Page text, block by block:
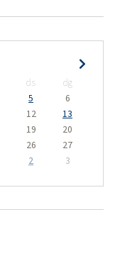
ds
dg
5
6
12
13
19
20
26
27
2 3